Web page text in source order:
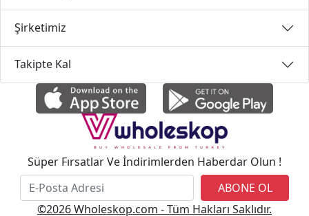
Şirketimiz
Takipte Kal
Süper Fırsatlar Ve İndirimlerden Haberdar Olun !
ABONE OL
©2026 Wholeskop.com - Tüm Hakları Saklıdır.